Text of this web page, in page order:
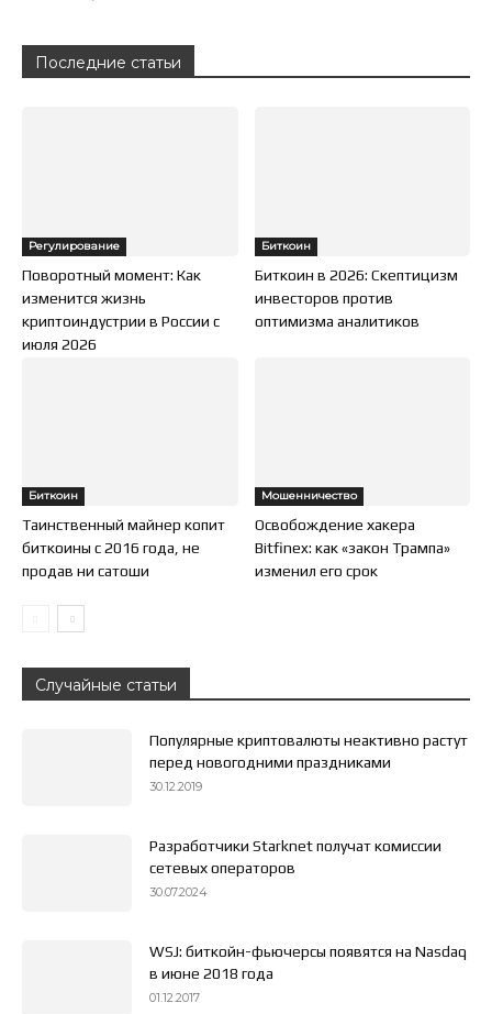
Последние статьи
Регулирование
Поворотный момент: Как
изменится жизнь
криптоиндустрии в России с
июля 2026
Биткоин
Биткоин в 2026: Скептицизм
инвесторов против
оптимизма аналитиков
Биткоин
Таинственный майнер копит
биткоины с 2016 года, не
продав ни сатоши
Мошенничество
Освобождение хакера
Bitfinex: как «закон Трампа»
изменил его срок
Случайные статьи
Популярные криптовалюты неактивно растут
перед новогодними праздниками
30.12.2019
Разработчики Starknet получат комиссии
сетевых операторов
30.07.2024
WSJ: биткойн-фьючерсы появятся на Nasdaq
в июне 2018 года
01.12.2017